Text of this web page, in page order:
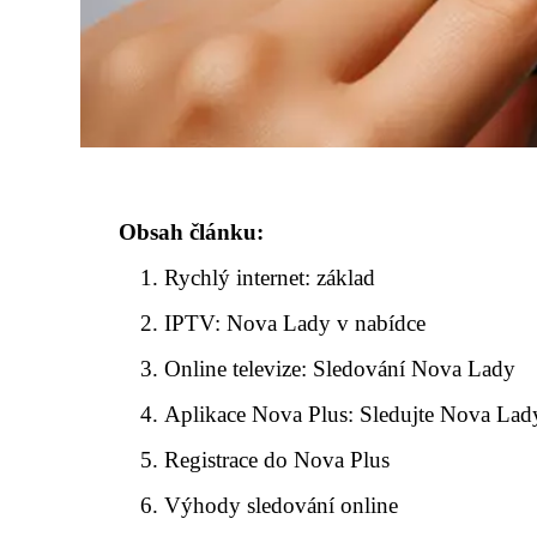
Obsah článku:
Rychlý internet: základ
IPTV: Nova Lady v nabídce
Online televize: Sledování Nova Lady
Aplikace Nova Plus: Sledujte Nova
Registrace do Nova Plus
Výhody sledování online